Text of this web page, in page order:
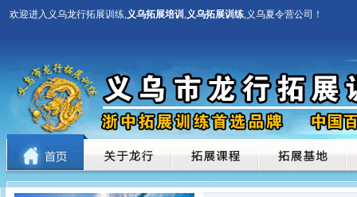
欢迎进入义乌龙行拓展训练, 义乌拓展培训, 义乌拓展训练,义乌夏令营公司！